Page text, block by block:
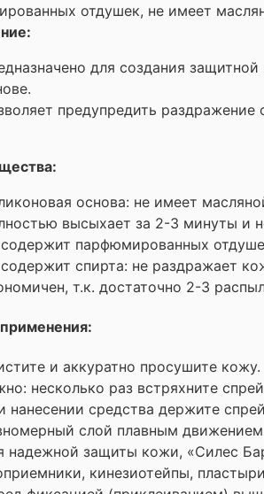
отдушек, не имеет
для создания
предупредить
основа: не имеет
высыхает за 2-3 минуты и
парфюмированных
спирта: не раздражает
т.к. достаточно 2-3
и аккуратно просушите кожу.
несколько раз встряхните
нанесении средства держите
слой плавным
надежной защиты кожи, «Силес
кинезиотейпы,